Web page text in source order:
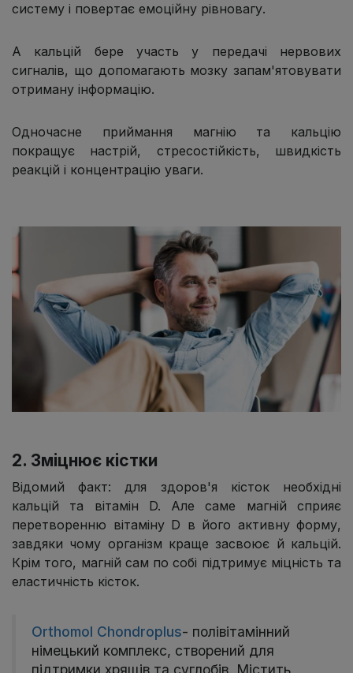
систему і повертає емоційну рівновагу.
А кальцій бере участь у передачі нервових
сигналів, що допомагають мозку запам'ятовувати
отриману інформацію.
Одночасне приймання магнію та кальцію
покращує настрій, стресостійкість, швидкість
реакцій і концентрацію уваги.
2. Зміцнює кістки
Відомий факт: для здоров'я кісток необхідні
кальцій та вітамін D. Але саме магній сприяє
перетворенню вітаміну D в його активну форму,
завдяки чому організм краще засвоює й кальцій.
Крім того, магній сам по собі підтримує міцність та
еластичність кісток.
Orthomol Chondroplus- полівітамінний
німецький комплекс, створений для
підтримки хрящів та суглобів. Містить